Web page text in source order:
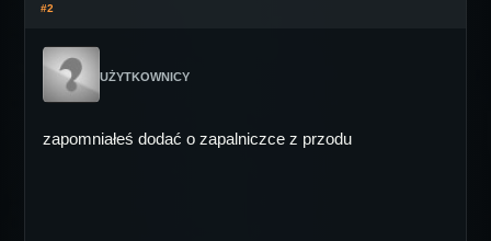
#2
UŻYTKOWNICY
zapomniałeś dodać o zapalniczce z przodu